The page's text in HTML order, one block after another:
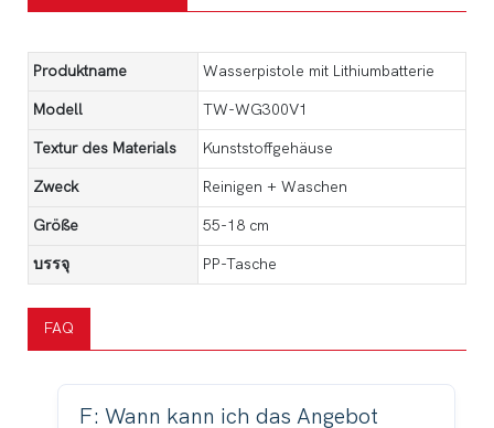
Produktname Wasserpistole mit Lithiumbatterie
Modell TW-WG300V1
Textur des Materials Kunststoffgehäuse
Zweck Reinigen + Waschen
Größe 55-18 cm
บรรจุ PP-Tasche
FAQ
F: Wann kann ich das Angebot